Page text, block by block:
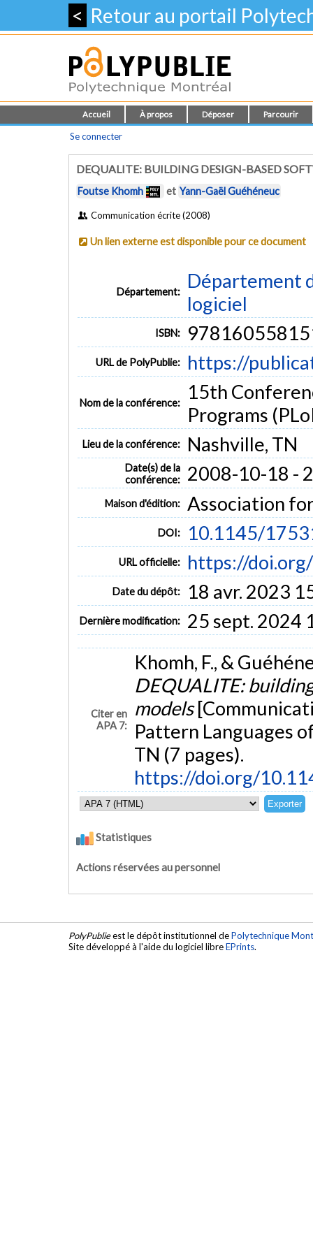
< Retour au portail
Accueil À propos Déposer Parcourir
Se connecter
DEQUALITE: BUILDING DESIGN-BASED
Foutse Khomh et Yann-Gaël Guéhéneuc
Communication écrite (2008)
Un lien externe est disponible pour ce document
Département:
Département
logiciel
ISBN:
URL de PolyPublie: https://
Nom de la conférence:
15th
Programs
Lieu de la conférence: Nashville, TN
Date(s) de la
conférence:
2008-10-18 -
Maison d'édition: Association
DOI: 10.1145/
URL officielle: https://
Date du dépôt: 18 avr. 2023
Dernière modification: 25 sept. 2024
Citer en
APA 7:
Khomh, F., &
DEQUALITE:
models
Pattern Languages
TN (7 pages).
https://doi.org/
Statistiques
Actions réservées au personnel
PolyPublieest le dépôt institutionnel dePolytechnique
Site développé à l'aide du logiciel libreEPrints.